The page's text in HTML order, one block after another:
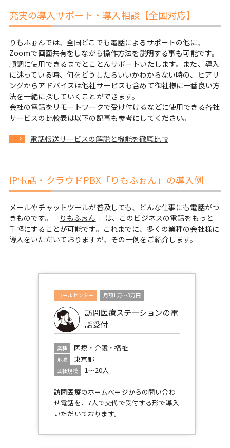
充実の導入サポート・導入相談【全国対応】
りもふぉんでは、全国どこでも電話によるサポートの他に、
Zoomで画面共有をしながら操作方法を説明する事も可能です。
順調に使用できるまでとことんサポートいたします。また、導入
に迷っている時、何をどうしたらいいかわからない時の、ヒアリ
ングからアドバイスは他社サービスも含めて御社様に一番良い方
法を一緒に探していくことができます。
会社の電話をリモートワークで受け付けるなどに使用できる各社
サービスの比較表は以下の記事も参考にしてください。
電話転送サービスの解説と機能を徹底比較
IP電話・クラウドPBX「りもふぉん」の導入例
メールやチャットツールが普及しても、どんな仕事にも電話がつ
きものです。「りもふぉん 」は、このビジネスの電話をもっと
手軽にすることが可能です。これまでに、多くの業種の会社様に
導入をいただいておりますが、その一例をご紹介します。
コールセンター 月額1万～3万円
訪問医療ステーションの電
話受付
業種 医療・介護・福祉
地域 東京都
会社規模 1～20人
訪問医療のホームページからの問い合わ
せ電話を、7人で交代で受付する形で導入
いただいております。